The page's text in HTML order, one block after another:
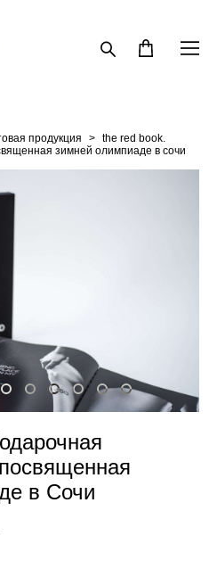
продукция > the red book.
зимней олимпиаде в сочи
в Сочи